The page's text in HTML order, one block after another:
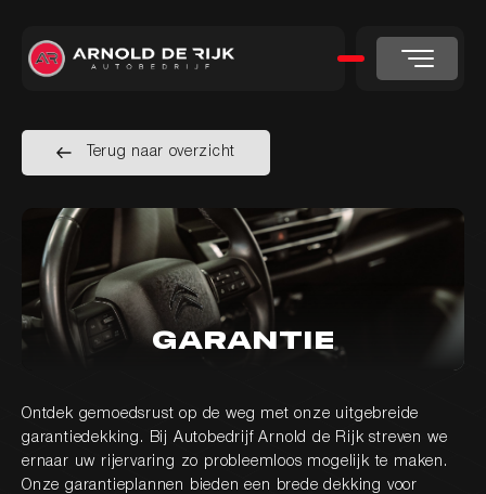
Terug naar overzicht
Terug naar overzicht
Garantie
Ontdek gemoedsrust op de weg met onze uitgebreide
garantiedekking. Bij Autobedrijf Arnold de Rijk streven we
ernaar uw rijervaring zo probleemloos mogelijk te maken.
Onze garantieplannen bieden een brede dekking voor